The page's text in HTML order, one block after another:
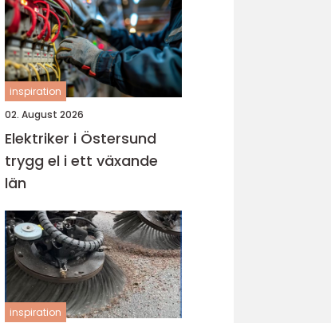
inspiration
02. August 2026
Elektriker i Östersund
trygg el i ett växande
län
inspiration